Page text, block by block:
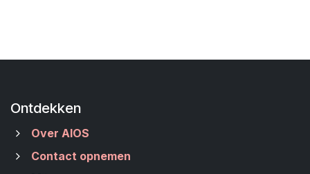
Ontdekken
Over AIOS
Contact opnemen